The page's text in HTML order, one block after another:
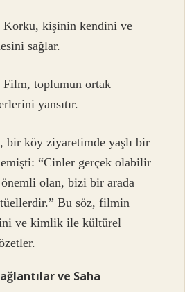
kişinin kendini ve
sağlar.
toplumun ortak
yansıtır.
bir köy ziyaretimde yaşlı bir
“Cinler gerçek olabilir
olan, bizi bir arada
Bu söz, filmin
ve kimlik ile kültürel
ve Saha